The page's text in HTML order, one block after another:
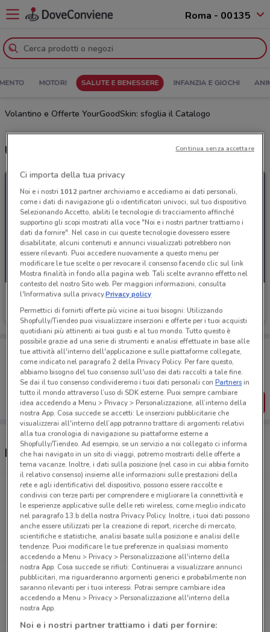
Roma - 00135
MOTORI SALUTE E BENESSERE INFANZIA E GIOCHI
Volantino e Offerte YourGoodSkin: sfoglia il Catalogo
Ultime offerte del volantino YourGoodSkin
YourGoodSkin
Scade il 18/08
Porta DoveConviene sempre con te!
Puoi trovare le migliori offerte dei negozi vicino a te,
salvarle e creare la tua lista del risparmio, comodamente
dal tuo cellulare.
SCARICA L’APP
Negozi YourGoodSkin nelle vicinanze
Via Cipro, 42/44 Roma
3 km
APERTO
Via Priscilla, 77/79 Roma
4.7 km
APERTO
Via Marsala, 29 Roma
5.3 km
APERTO
Via Aurelia, 670 Roma
Ci importa della tua privacy
Noi e i nostri 1012partner archiviamo e accediamo ai dati personali,
come i dati di navigazione gli o identificatori univoci, sul tuo dispositivo.
Selezionando Accetto, abiliti le tecnologie di tracciamento affinché
supportino gli scopi mostrati alla voce "Noi e i nostri partner trattiamo i
dati da fornire". Nel caso in cui queste tecnologie dovessero essere
disabilitate, alcuni contenuti e annunci visualizzati potrebbero non
essere rilevanti. Puoi accedere nuovamente a questo menu per
modificare le tue scelte o per revocare il consenso facendo clic sul link
Mostra finalità in fondo alla pagina web. Tali scelte avranno effetto nel
contesto del nostro Sito web. Per maggiori informazioni, consulta
l'Informativa sulla privacy.Privacy policy
Permettici di fornirti offerte più vicine ai tuoi bisogni: Utilizzando
Shopfully/Tiendeo puoi visualizzare inserzioni e offerte per i tuoi acquisti
quotidiani più attinenti ai tuoi gusti e al tuo mondo. Tutto questo è
possibile grazie ad una serie di strumenti e analisi effettuate in base alle
tue attività all'interno dell'applicazione e sulle piattaforme collegate,
come indicato nel paragrafo 2 della Privacy Policy. Per fare questo,
abbiamo bisogno del tuo consenso sull'uso dei dati raccolti a tale fine.
Se dai il tuo consenso condivideremo i tuoi dati personali conPartnersin
tutto il mondo attraverso l’uso di SDK esterne. Puoi sempre cambiare
idea accedendo a Menu > Privacy > Personalizzazione, all’interno della
nostra App. Cosa succede se accetti: Le inserzioni pubblicitarie che
visualizzerai all'interno dell’app potranno trattare di argomenti relativi
alla tua cronologia di navigazione su piattaforme esterne a
Shopfully/Tiendeo. Ad esempio, se un servizio a noi collegato ci informa
che hai navigato in un sito di viaggi, potremo mostrarti delle offerte a
tema vacanze. Inoltre, i dati sulla posizione (nel caso in cui abbia fornito
il relativo consenso) insieme alle informazioni sulle prestazioni della
rete e agli identificativi del dispositivo, possono essere raccolte e
condivisi con terze parti per comprendere e migliorare la connettività e
le esperienze applicative sulle delle reti wireless, come meglio indicato
nel paragrafo 13.b della nostra Privacy Policy. Inoltre, i tuoi dati possono
anche essere utilizzati per la creazione di report, ricerche di mercato,
scientifiche e statistiche, analisi basate sulla posizione e analisi delle
tendenze. Puoi modificare le tue preferenze in qualsiasi momento
accedendo a Menu > Privacy > Personalizzazione all'interno della
nostra App. Cosa succede se rifiuti: Continuerai a visualizzare annunci
pubblicitari, ma riguarderanno argomenti generici e probabilmente non
saranno rilevanti per i tuoi interessi. Potrai sempre cambiare idea
accedendo a Menu > Privacy > Personalizzazione all'interno della
nostra App.
Noi e i nostri partner trattiamo i dati per fornire:
Continua senza accettare